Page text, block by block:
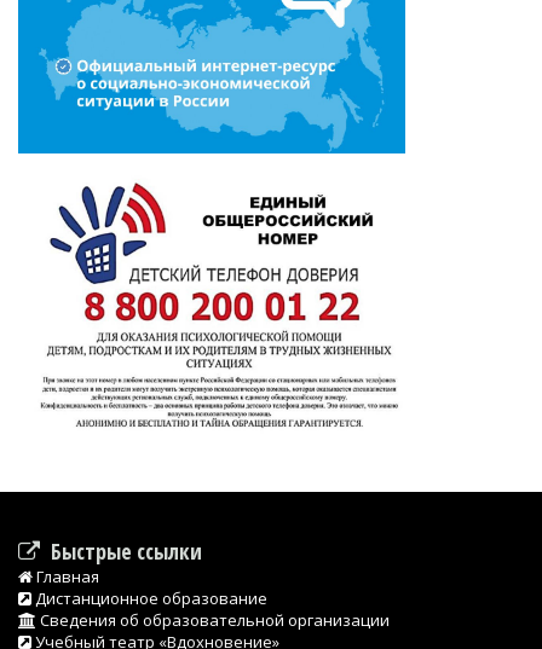
Быстрые ссылки
Главная
Дистанционное образование
Сведения об образовательной организации
Учебный театр «Вдохновение»